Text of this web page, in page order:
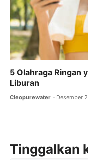
5 Olahraga Ringan
Liburan
Cleopurewater Desember
Tinggalkan